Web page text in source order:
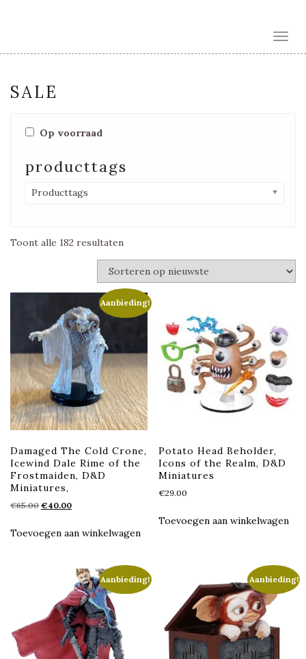
SALE
Op voorraad
producttags
Producttags
Toont alle 182 resultaten
op
nieuwste
Aanbieding!
Damaged The Cold Crone,
Icewind Dale Rime of the
Frostmaiden, D&D
Miniatures,
€65.00 Oorspronkelijke
was:
€40.00Huidige
is:
Toevoegen aan winkelwagen
Potato Head Beholder,
Icons of the Realm, D&D
Miniatures
€29.00
Toevoegen aan winkelwagen
Aanbieding! Aanbieding!